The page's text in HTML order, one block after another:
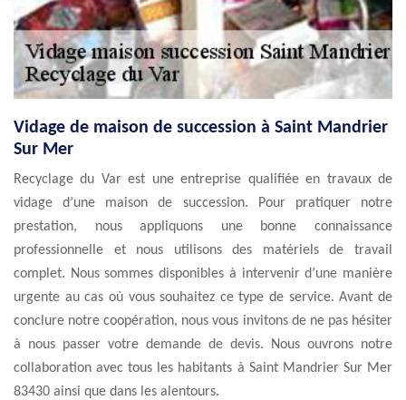
Vidage de maison de succession à Saint Mandrier
Sur Mer
Recyclage du Var est une entreprise qualifiée en travaux de
vidage d’une maison de succession. Pour pratiquer notre
prestation, nous appliquons une bonne connaissance
professionnelle et nous utilisons des matériels de travail
complet. Nous sommes disponibles à intervenir d’une manière
urgente au cas où vous souhaitez ce type de service. Avant de
conclure notre coopération, nous vous invitons de ne pas hésiter
à nous passer votre demande de devis. Nous ouvrons notre
collaboration avec tous les habitants à Saint Mandrier Sur Mer
83430 ainsi que dans les alentours.